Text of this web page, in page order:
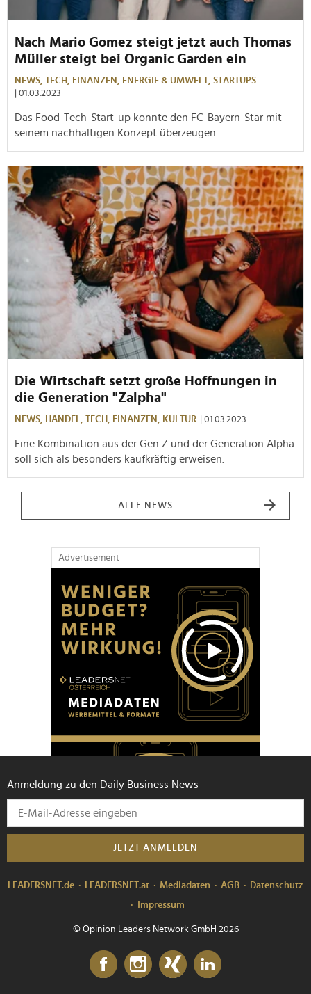
Nach Mario Gomez steigt jetzt auch Thomas
Müller steigt bei Organic Garden ein
NEWS, TECH, FINANZEN, ENERGIE & UMWELT, STARTUPS
| 01.03.2023
Das Food-Tech-Start-up konnte den FC-Bayern-Star mit
seinem nachhaltigen Konzept überzeugen.
Die Wirtschaft setzt große Hoffnungen in
die Generation "Zalpha"
NEWS, HANDEL, TECH, FINANZEN, KULTUR | 01.03.2023
Eine Kombination aus der Gen Z und der Generation Alpha
soll sich als besonders kaufkräftig erweisen.
ALLE NEWS
Advertisement
Anmeldung zu den Daily Business News
JETZT ANMELDEN
LEADERSNET.de LEADERSNET.at Mediadaten AGB
Datenschutz
Impressum
© Opinion Leaders Network GmbH 2026